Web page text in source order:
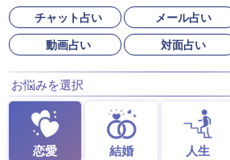
チャット占い メール占い
動画占い
対面占い
お悩みを選択
恋愛 結婚 人生